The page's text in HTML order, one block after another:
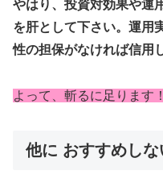
やはり、投資対効果や運
を肝として下さい。運用
性の担保がなければ信用
よって、斬るに足ります
他に おすすめし